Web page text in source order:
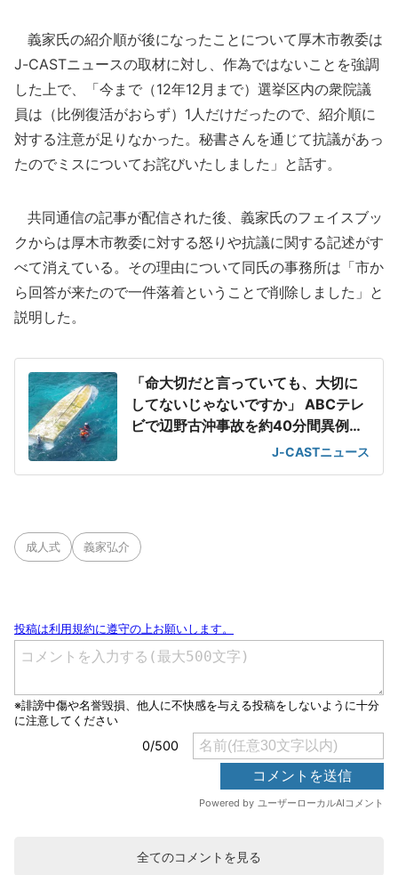
義家氏の紹介順が後になったことについて厚木市教委は
J-CASTニュースの取材に対し、作為ではないことを強調
した上で、「今まで（12年12月まで）選挙区内の衆院議
員は（比例復活がおらず）1人だけだったので、紹介順に
対する注意が足りなかった。秘書さんを通じて抗議があっ
たのでミスについてお詫びいたしました」と話す。
共同通信の記事が配信された後、義家氏のフェイスブッ
クからは厚木市教委に対する怒りや抗議に関する記述がす
べて消えている。その理由について同氏の事務所は「市か
ら回答が来たので一件落着ということで削除しました」と
説明した。
「命大切だと言っていても、大切に
してないじゃないですか」 ABCテレ
ビで辺野古沖事故を約40分間異例の
J-CASTニュース
成人式 義家弘介
全てのコメントを見る